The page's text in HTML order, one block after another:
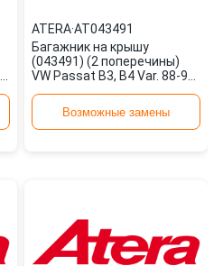
ATERA·AT043491
Багажник на крышу
(043491) (2 поперечины)
VW Passat B3, B4 Var. 88-97
Возможные замены